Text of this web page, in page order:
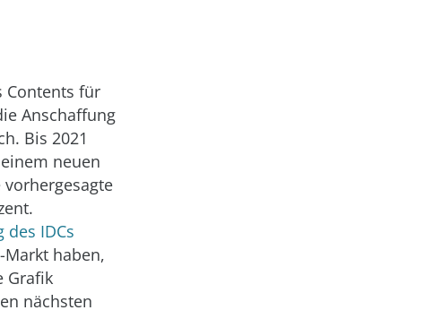
Contents für
Anschaffung
Bis 2021
neuen
IDCs
haben,
Grafik
nächsten